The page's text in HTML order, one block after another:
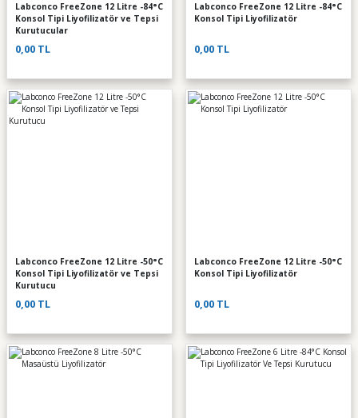
Labconco FreeZone 12 Litre -84°C
Konsol Tipi Liyofilizatör ve Tepsi
Kurutucular
0,00 TL
Labconco FreeZone 12 Litre -84°C
Konsol Tipi Liyofilizatör
0,00 TL
Labconco FreeZone 12 Litre -50°C
Konsol Tipi Liyofilizatör ve Tepsi
Kurutucu
0,00 TL
Labconco FreeZone 12 Litre -50°C
Konsol Tipi Liyofilizatör
0,00 TL